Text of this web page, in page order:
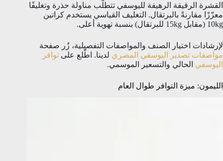
القشرة الرقيقة الرهيفة لليوسفي تتطلّب مناولة حذرة وتغليفًا
معزّزًا مقارنةً بالبرتقال. التغليف القياسي يستخدم كراتين
10kg (مقابل 15kg للبرتقال) بنسبة تهوية أعلى.
لإرشادات اختيار الصنف والمواصفات التفصيلية، زُر صفحة
مواصفات تصدير اليوسفي المصري لدينا. اطّلع على توافر
اليوسفي الحالي والتسعير الموسمي.
الليمون: ميزة التوافر طوال العام